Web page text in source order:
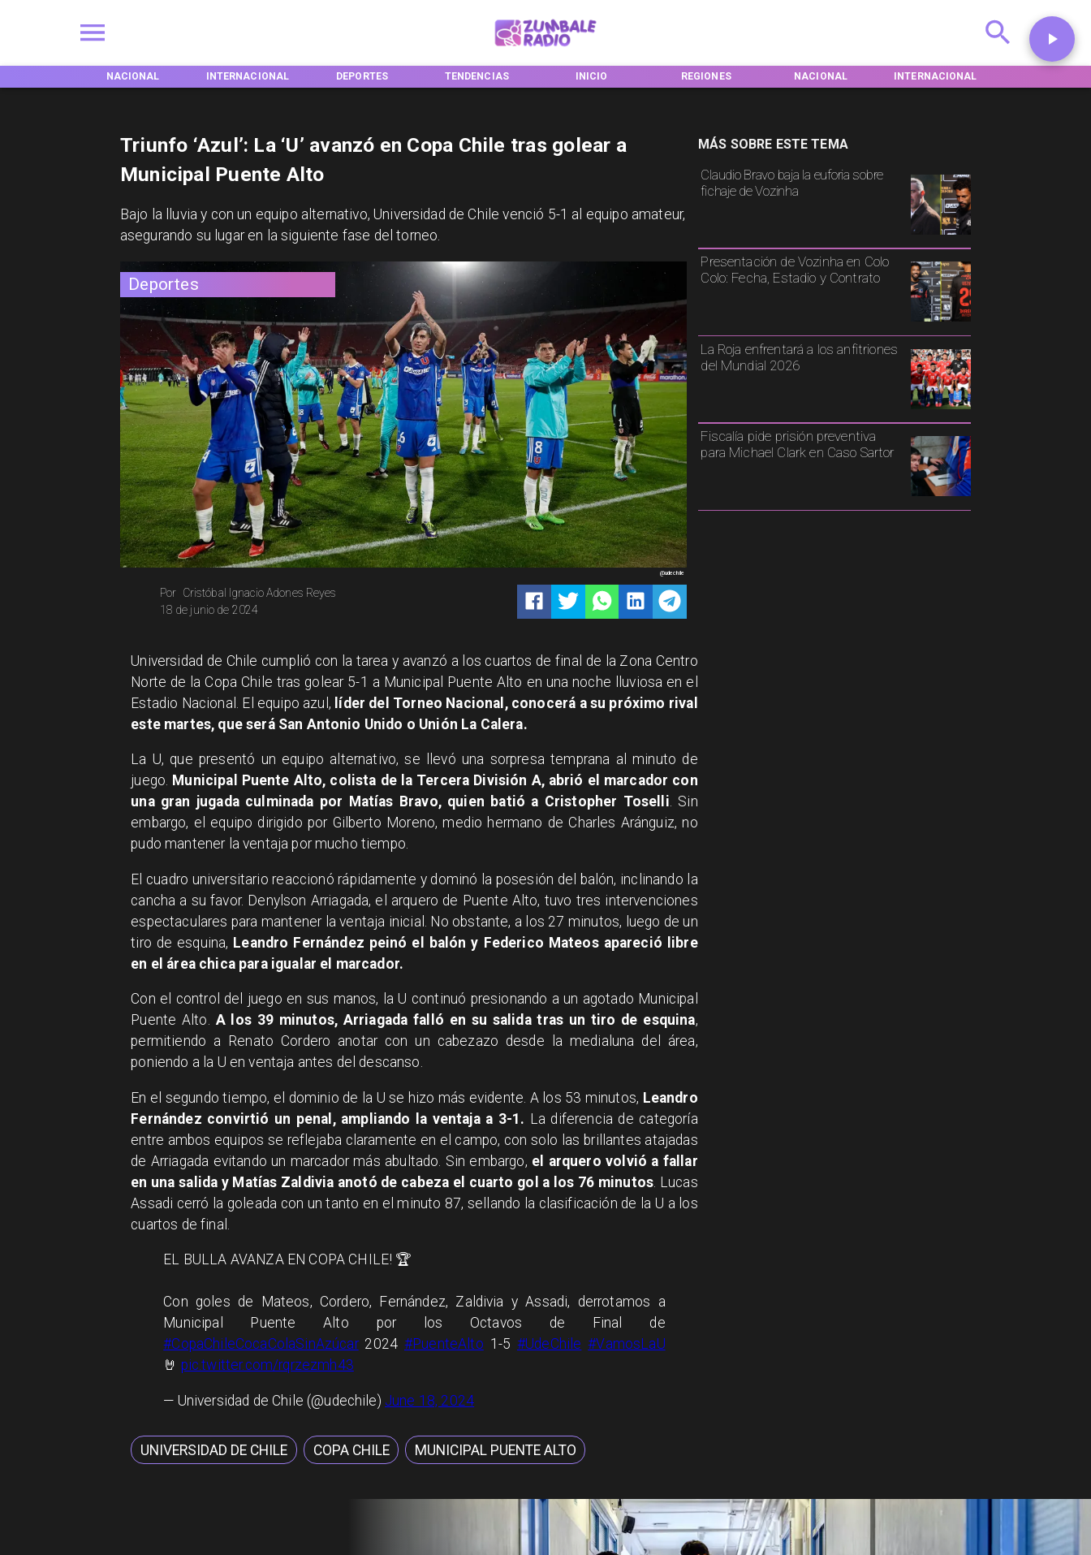
INTERNACIONAL DEPORTES TENDENCIAS INICIO REGIONES NACIONAL INTERNACIONAL DEPORTES
Deportes
Cristóbal Ignacio Adones Reyes
Por
18 de junio de 2024
@udechile
Claudio Bravo baja la euforia sobre
fichaje de Vozinha
Presentación de Vozinha en Colo
Colo: Fecha, Estadio y Contrato
La Roja enfrentará a los anfitriones
del Mundial 2026
Fiscalía pide prisión preventiva
para Michael Clark en Caso Sartor
MÁS SOBRE ESTE TEMA
Triunfo ‘Azul’: La ‘U’ avanzó en Copa Chile tras golear a
Municipal Puente Alto
​Bajo la lluvia y con un equipo alternativo, Universidad de Chile venció 5-1 al equipo amateur,
asegurando su lugar en la siguiente fase del torneo.
Universidad de Chile cumplió con la tarea y avanzó a los cuartos de final de la Zona Centro
Norte de la Copa Chile tras golear 5-1 a Municipal Puente Alto en una noche lluviosa en el
Estadio Nacional. El equipo azul, líder del Torneo Nacional, conocerá a su próximo rival
este martes, que será San Antonio Unido o Unión La Calera.
La U, que presentó un equipo alternativo, se llevó una sorpresa temprana al minuto de
juego. Municipal Puente Alto, colista de la Tercera División A, abrió el marcador con
una gran jugada culminada por Matías Bravo, quien batió a Cristopher Toselli. Sin
embargo, el equipo dirigido por Gilberto Moreno, medio hermano de Charles Aránguiz, no
pudo mantener la ventaja por mucho tiempo.
El cuadro universitario reaccionó rápidamente y dominó la posesión del balón, inclinando la
cancha a su favor. Denylson Arriagada, el arquero de Puente Alto, tuvo tres intervenciones
espectaculares para mantener la ventaja inicial. No obstante, a los 27 minutos, luego de un
tiro de esquina, Leandro Fernández peinó el balón y Federico Mateos apareció libre
en el área chica para igualar el marcador.
Con el control del juego en sus manos, la U continuó presionando a un agotado Municipal
Puente Alto. A los 39 minutos, Arriagada falló en su salida tras un tiro de esquina,
permitiendo a Renato Cordero anotar con un cabezazo desde la medialuna del área,
poniendo a la U en ventaja antes del descanso.
En el segundo tiempo, el dominio de la U se hizo más evidente. A los 53 minutos, Leandro
Fernández convirtió un penal, ampliando la ventaja a 3-1. La diferencia de categoría
entre ambos equipos se reflejaba claramente en el campo, con solo las brillantes atajadas
de Arriagada evitando un marcador más abultado. Sin embargo, el arquero volvió a fallar
en una salida y Matías Zaldivia anotó de cabeza el cuarto gol a los 76 minutos . Lucas
Assadi cerró la goleada con un tanto en el minuto 87, sellando la clasificación de la U a los
cuartos de final.
EL BULLA AVANZA EN COPA CHILE! 🏆
Con goles de Mateos, Cordero, Fernández, Zaldivia y Assadi, derrotamos a
Municipal Puente Alto por los Octavos de Final de
#CopaChileCocaColaSinAzúcar2024 #PuenteAlto 1-5 #UdeChile #VamosLaU
🤘 pic.twitter.com/rqrzezmh43
— Universidad de Chile (@udechile) June 18, 2024
UNIVERSIDAD DE CHILE COPA CHILE MUNICIPAL PUENTE ALTO